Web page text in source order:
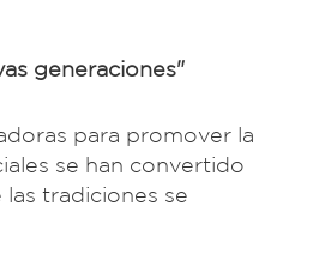
generaciones"
para promover la
se han convertido
tradiciones se